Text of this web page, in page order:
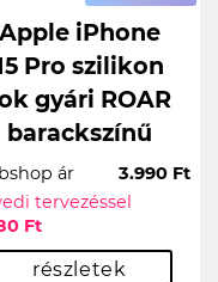
Apple iPhone
Pro szilikon
gyári ROAR
barackszínű
ár
3.990 Ft
tervezéssel
Ft
részletek